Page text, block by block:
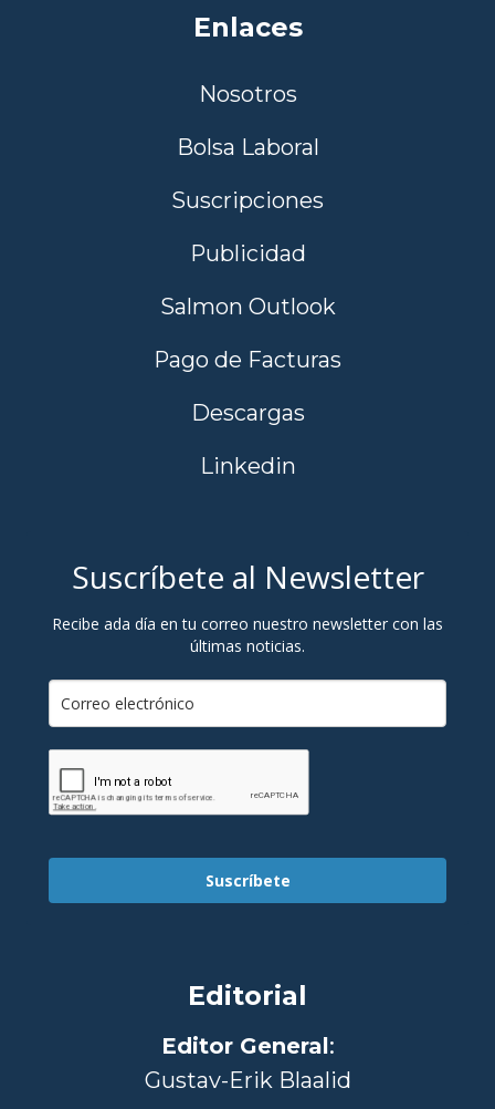
Enlaces
Nosotros
Bolsa Laboral
Suscripciones
Publicidad
Salmon Outlook
Pago de Facturas
Descargas
Linkedin
Suscríbete al Newsletter
Recibe ada día en tu correo nuestro newsletter con las
últimas noticias.
Suscríbete
Editorial
Editor General:
Gustav-Erik Blaalid